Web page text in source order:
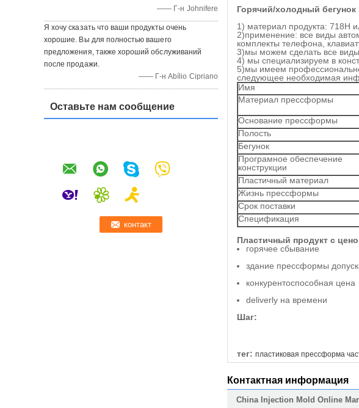
—— Г-н Johnifere
Я хочу сказать что ваши продукты очень
хорошие. Вы для полностью вашего
предложения, также хороший обслуживаний
после продажи.
—— Г-н Abílio Cipriano
Оставьте нам сообщение
Горячий/холодный
1) материал продукта: 718H
2)применение: все виды
комплекты телефона,
3)мы можем сделать все виды
4) мы специализируем в
5)мы имеем
следующее необходимая
Имя
Материал прессформы
Основание прессформы
Полость
Бегунок
Програмное обеспечение
конструкции
Пластичный материал
Жизнь прессформы
Срок поставки
Спецификация
Пластичный продукт с
горячее сбывание
здание прессформы
конкурентоспособная цена
deliverly на времени
Шаг:
тег: пластиковая прессформа
Контактная информация
China Injection Mold Online